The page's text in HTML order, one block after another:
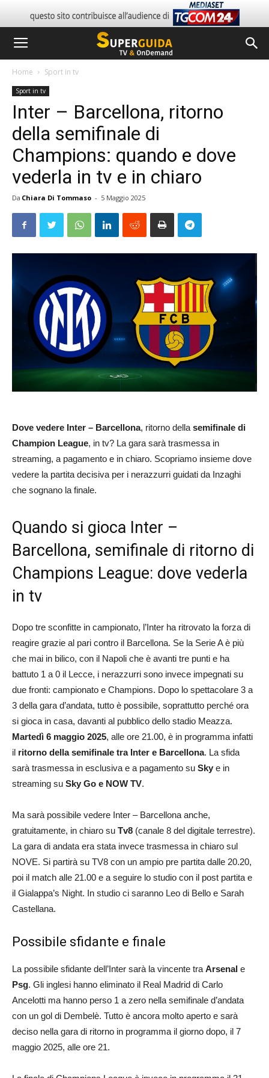
Home Sport in tv
Sport in tv
Inter – Barcellona, ritorno
della semifinale di
Champions: quando e dove
vederla in tv e in chiaro
Da Chiara Di Tommaso - 5 Maggio 2025
Dove vedere Inter – Barcellona, ritorno della semifinale di
Champion League, in tv? La gara sarà trasmessa in
streaming, a pagamento e in chiaro. Scopriamo insieme dove
vedere la partita decisiva per i nerazzurri guidati da Inzaghi
che sognano la finale.
Quando si gioca Inter –
Barcellona, semifinale di ritorno di
Champions League: dove vederla
in tv
Dopo tre sconfitte in campionato, l’Inter ha ritrovato la forza di
reagire grazie al pari contro il Barcellona. Se la Serie A è più
che mai in bilico, con il Napoli che è avanti tre punti e ha
battuto 1 a 0 il Lecce, i nerazzurri sono invece impegnati su
due fronti: campionato e Champions. Dopo lo spettacolare 3 a
3 della gara d’andata, tutto è possibile, soprattutto perché ora
si gioca in casa, davanti al pubblico dello stadio Meazza.
Martedì 6 maggio 2025, alle ore 21.00, è in programma infatti
il ritorno della semifinale tra Inter e Barcellona. La sfida
sarà trasmessa in esclusiva e a pagamento su Sky e in
streaming su Sky Go e NOW TV.
Ma sarà possibile vedere Inter – Barcellona anche,
gratuitamente, in chiaro su Tv8 (canale 8 del digitale terrestre).
La gara di andata era stata invece trasmessa in chiaro sul
NOVE. Si partirà su TV8 con un ampio pre partita dalle 20.20,
poi il match alle 21.00 e a seguire lo studio con il post partita e
il Gialappa’s Night. In studio ci saranno Leo di Bello e Sarah
Castellana.
Possibile sfidante e finale
La possibile sfidante dell’Inter sarà la vincente tra Arsenal e
Psg. Gli inglesi hanno eliminato il Real Madrid di Carlo
Ancelotti ma hanno perso 1 a zero nella semifinale d’andata
con un gol di Dembelè. Tutto è ancora molto aperto e sarà
deciso nella gara di ritorno in programma il giorno dopo, il 7
maggio 2025, alle ore 21.